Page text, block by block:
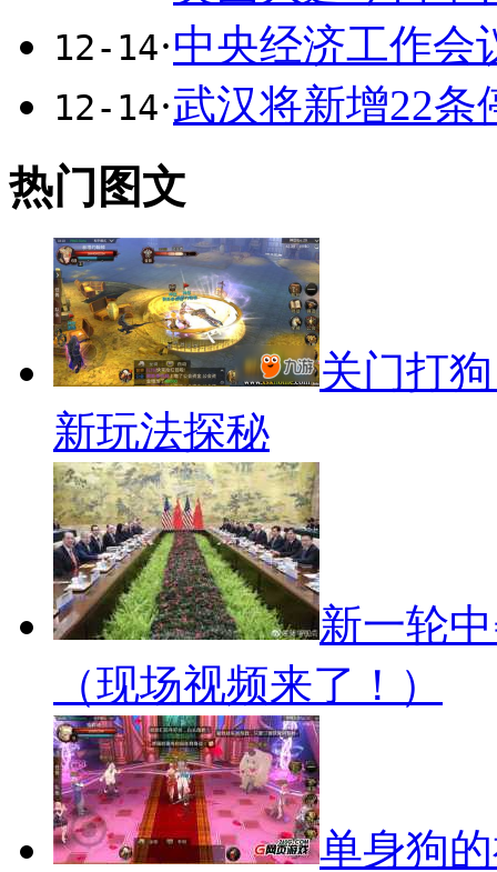
12-14·中央经济工作会
12-14·武汉将新增22条
热门图文
关门打
新玩法探秘
新一轮
（现场视频来了！）
单身狗